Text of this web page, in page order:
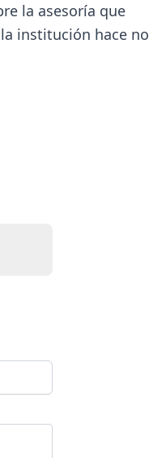
la asesoría que
institución hace no